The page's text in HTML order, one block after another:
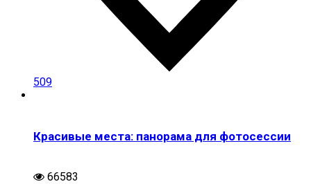
509
Красивые места: панорама для фотосессии
66583